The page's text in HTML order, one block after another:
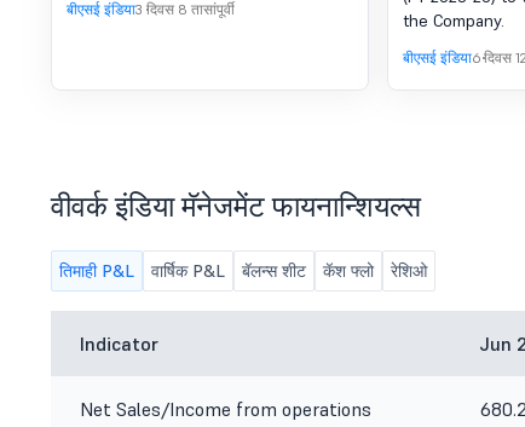
बीएसई इंडिया3 दिवस 8 तासांपूर्वी
the Company.
बीएसई इंडिया6 दिवस
वीवर्क इंडिया मॅनेजमेंट फायनान्शियल्स
तिमाही P&L वार्षिक P&L बॅलन्स शीट कॅश फ्लो रेशिओ
Indicator Jun
Net Sales/Income from operations